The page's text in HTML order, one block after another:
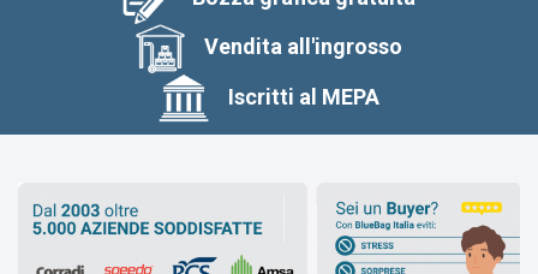
Vendita all'ingrosso
Iscritti al MEPA